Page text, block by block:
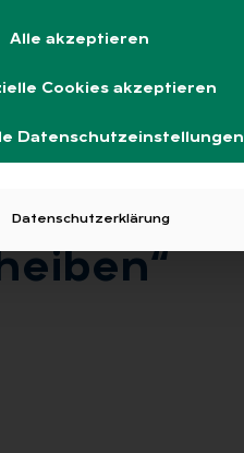
Alle akzeptieren
Cookies akzeptieren
Datenschutzeinstellungen
Datenschutzerklärung